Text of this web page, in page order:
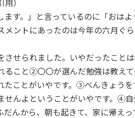
）
ます。」と言っているのに「おは
メントにあったのは今年の六月ぐ
させられました。いやだったこ
ること②〇〇が選んだ勉強は教え
たことがいやです。③べんきょう
せんよということがいやです。④
んから、朝も起きて、家に帰え